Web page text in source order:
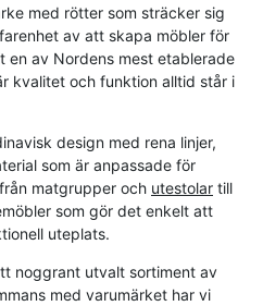
med rötter som sträcker sig
av att skapa möbler för
en av Nordens mest etablerade
kvalitet och funktion alltid står i
design med rena linjer,
som är anpassade för
matgrupper och utestolar till
som gör det enkelt att
uteplats.
noggrant utvalt sortiment av
med varumärket har vi